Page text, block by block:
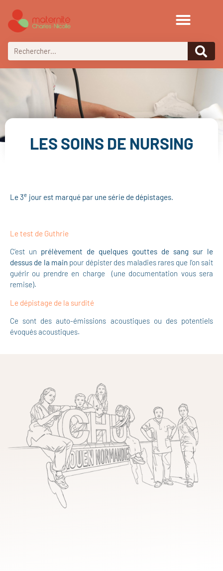
LES SOINS DE NURSING
Le 3e jour est marqué par une série de dépistages.
Le test de Guthrie
C’est un prélèvement de quelques gouttes de sang sur le
dessus de la main pour dépister des maladies rares que l’on sait
guérir ou prendre en charge (une documentation vous sera
remise).
Le dépistage de la surdité
Ce sont des auto-émissions acoustiques ou des potentiels
évoqués acoustiques.